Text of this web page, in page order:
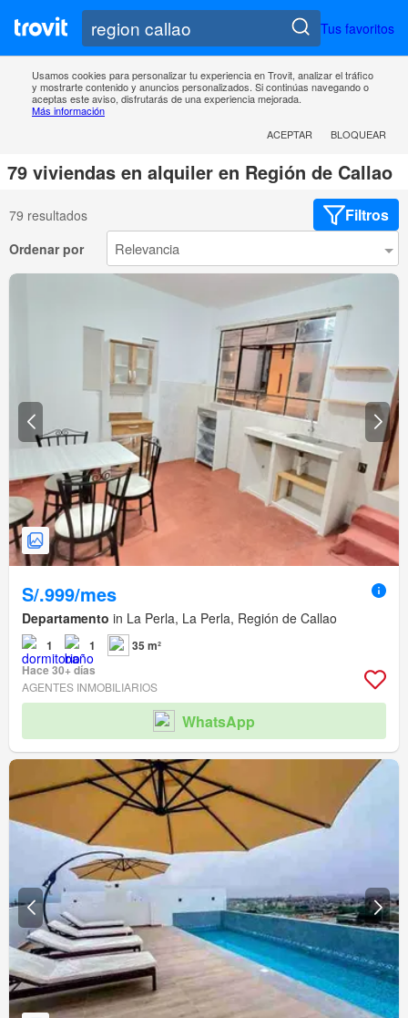
Tus favoritos
Usamos cookies para personalizar tu experiencia en Trovit, analizar el tráfico
y mostrarte contenido y anuncios personalizados. Si continúas navegando o
aceptas este aviso, disfrutarás de una experiencia mejorada.
Más información
ACEPTAR
BLOQUEAR
79 viviendas en alquiler en Región de Callao
79 resultados Filtros
Ordenar por
S/.999/mes
Departamento in La Perla, La Perla, Región de Callao
1 1
35 m²
Hace 30+ días
AGENTES INMOBILIARIOS
WhatsApp